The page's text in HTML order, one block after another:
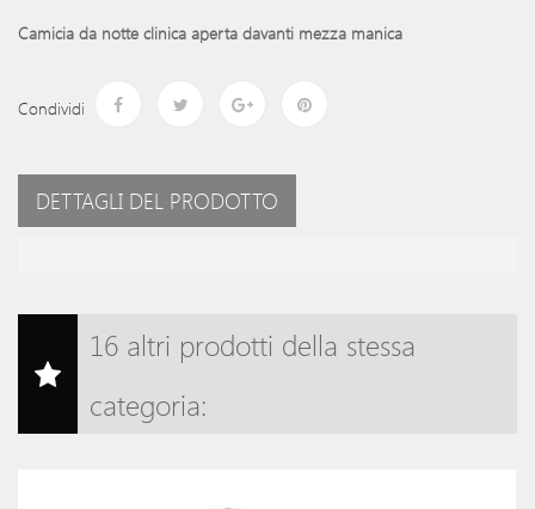
Camicia da notte clinica aperta davanti mezza manica
Condividi
DETTAGLI DEL PRODOTTO
16 altri prodotti della stessa
categoria: